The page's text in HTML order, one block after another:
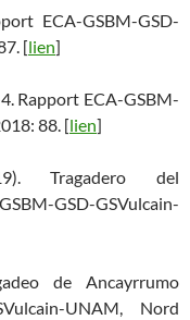
ECA-GSBM-GSD-
[lien]
Rapport ECA-GSBM-
88. [lien]
Tragadero del
GSD-GSVulcain-
de Ancayrrumo
UNAM, Nord